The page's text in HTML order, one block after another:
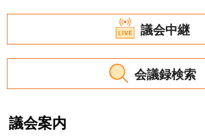
議会中継
会議録検索
議会案内